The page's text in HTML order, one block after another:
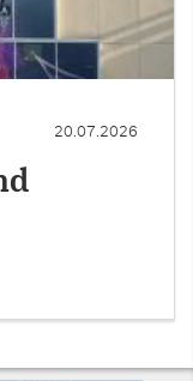
20.07.2026